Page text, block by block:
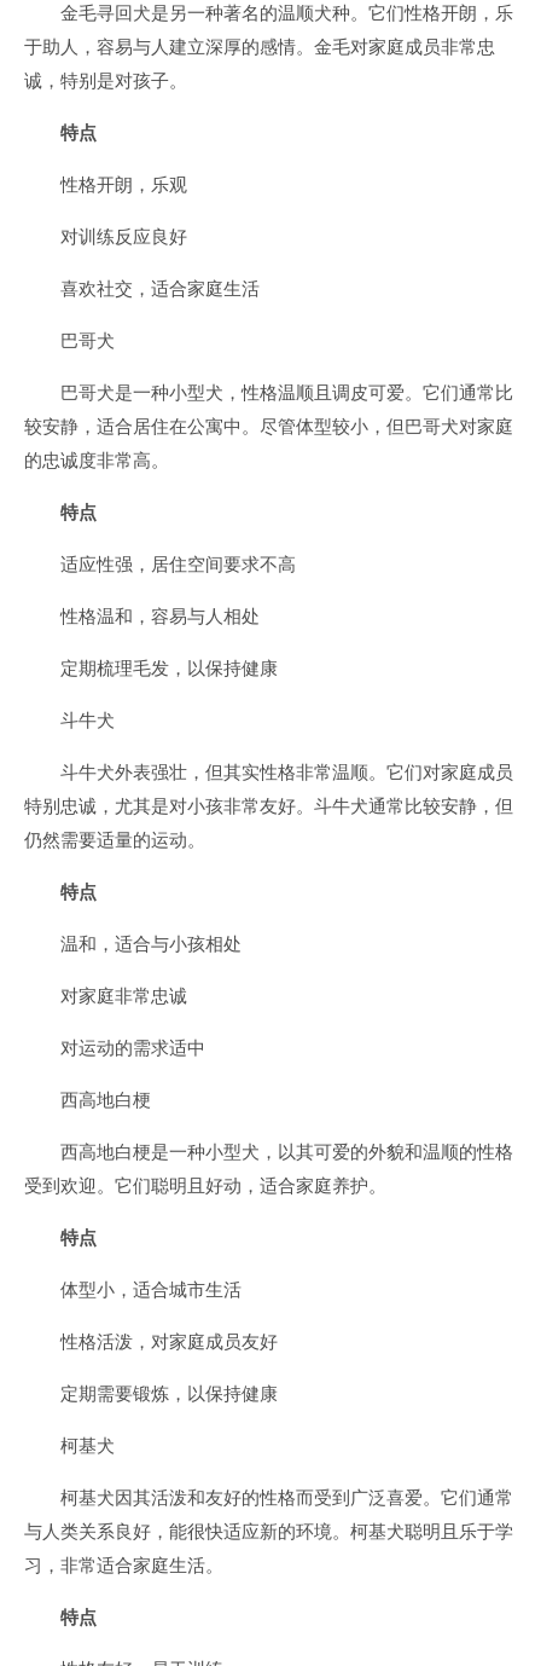
金毛寻回犬是另一种著名的温顺犬种。它们性格开朗，乐
于助人，容易与人建立深厚的感情。金毛对家庭成员非常忠
诚，特别是对孩子。
特点
性格开朗，乐观
对训练反应良好
喜欢社交，适合家庭生活
巴哥犬
巴哥犬是一种小型犬，性格温顺且调皮可爱。它们通常比
较安静，适合居住在公寓中。尽管体型较小，但巴哥犬对家庭
的忠诚度非常高。
特点
适应性强，居住空间要求不高
性格温和，容易与人相处
定期梳理毛发，以保持健康
斗牛犬
斗牛犬外表强壮，但其实性格非常温顺。它们对家庭成员
特别忠诚，尤其是对小孩非常友好。斗牛犬通常比较安静，但
仍然需要适量的运动。
特点
温和，适合与小孩相处
对家庭非常忠诚
对运动的需求适中
西高地白梗
西高地白梗是一种小型犬，以其可爱的外貌和温顺的性格
受到欢迎。它们聪明且好动，适合家庭养护。
特点
体型小，适合城市生活
性格活泼，对家庭成员友好
定期需要锻炼，以保持健康
柯基犬
柯基犬因其活泼和友好的性格而受到广泛喜爱。它们通常
与人类关系良好，能很快适应新的环境。柯基犬聪明且乐于学
习，非常适合家庭生活。
特点